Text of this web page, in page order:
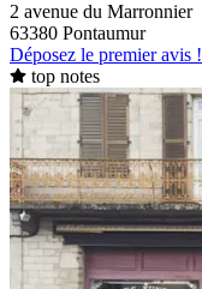
2 avenue du Marronnier
63380 Pontaumur
Déposez le premier avis !
top notes